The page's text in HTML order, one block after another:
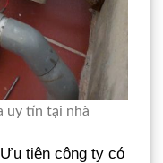
uy tín tại nhà
tiên công ty có